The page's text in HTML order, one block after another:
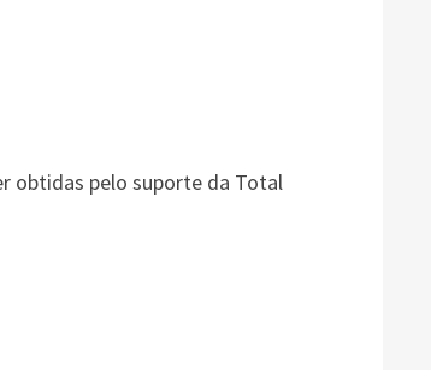
obtidas pelo suporte da Total